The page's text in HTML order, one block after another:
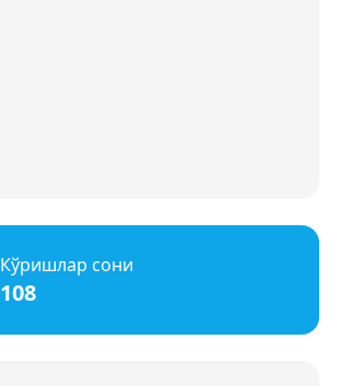
Кўришлар сони
108